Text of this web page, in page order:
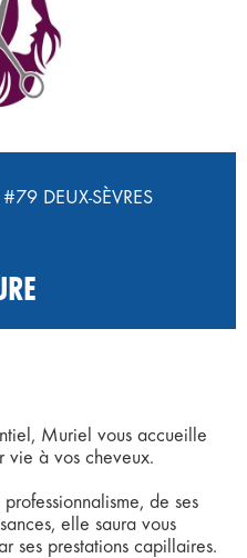
#79 DEUX-SÈVRES
Muriel vous accueille
vie à vos cheveux.
de ses
elle saura vous
ses prestations capillaires.